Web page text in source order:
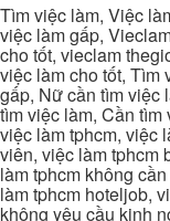
Tìm việc làm, Việc
việc làm gấp,
cho tốt, vieclam
việc làm cho tốt, Tìm
gấp, Nữ cần tìm việc
tìm việc làm, Cần
việc làm tphcm, việc
viên, việc làm tphcm
làm tphcm không
làm tphcm hoteljob,
không yêu cầu kinh